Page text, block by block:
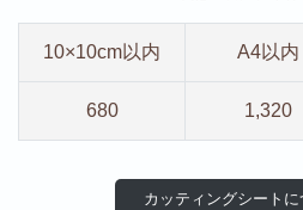
10×10cm以内 A4以内
680 1,320
カッティングシートに